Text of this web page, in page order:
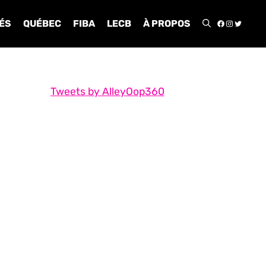
QUÉBEC FIBA LECB À PROPOS
Tweets by AlleyOop360